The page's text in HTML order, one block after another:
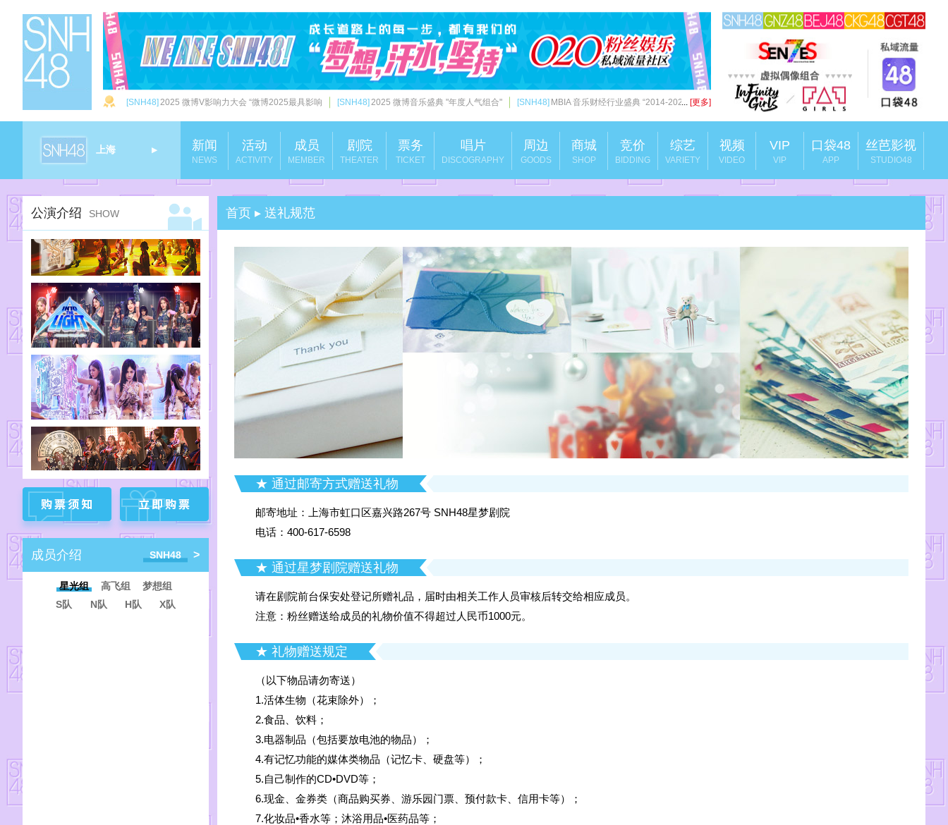
[SNH48] 2025 微博V影响力大会 “微博2025最具影响 [SNH48] 2025 微博音乐盛典 "年度人气组合" [SNH48] MBIA 音乐财经行业盛典 “2014-2024十
... [更多]
上海 ▶
上海
广州 ▶
北京 ▶
重庆 ▶
成都 ▶
新闻
NEWS
活动
ACTIVITY
成员
MEMBER
剧院
THEATER
票务
TICKET
唱片
DISCOGRAPHY
周边
GOODS
商城
SHOP
竞价
BIDDING
综艺
VARIETY
视频
VIDEO
VIP
VIP
口袋48
APP
丝芭影视
STUDIO48
公演介绍 SHOW
成员介绍 SNH48 >
SNH48
星光组 高飞组
梦想组
S队
N队 H队 X队 B队 E队 G队 NIII队 Z队 C队 K队
首页 ▸ 送礼规范
★ 通过邮寄方式赠送礼物
邮寄地址：上海市虹口区嘉兴路267号 SNH48星梦剧院
电话：400-617-6598
★ 通过星梦剧院赠送礼物
请在剧院前台保安处登记所赠礼品，届时由相关工作人员审核后转交给相应成员。
注意：粉丝赠送给成员的礼物价值不得超过人民币1000元。
★ 礼物赠送规定
（以下物品请勿寄送）
1.活体生物（花束除外）；
2.食品、饮料；
3.电器制品（包括要放电池的物品）；
4.有记忆功能的媒体类物品（记忆卡、硬盘等）；
5.自己制作的CD•DVD等；
6.现金、金券类（商品购买券、游乐园门票、预付款卡、信用卡等）；
7.化妆品•香水等；沐浴用品•医药品等；